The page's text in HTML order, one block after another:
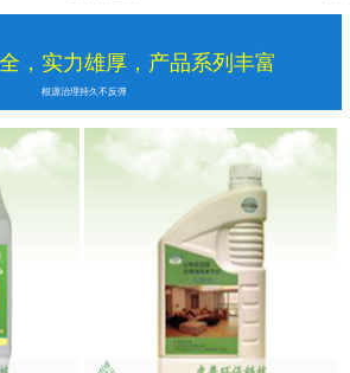
，实力雄厚，产品系列丰富
根源治理持久不反弹